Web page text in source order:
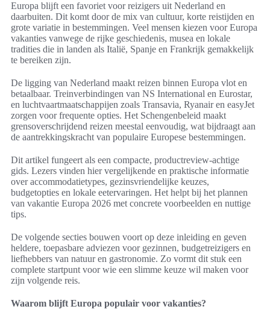
Europa blijft een favoriet voor reizigers uit Nederland en
daarbuiten. Dit komt door de mix van cultuur, korte reistijden en
grote variatie in bestemmingen. Veel mensen kiezen voor Europa
vakanties vanwege de rijke geschiedenis, musea en lokale
tradities die in landen als Italië, Spanje en Frankrijk gemakkelijk
te bereiken zijn.
De ligging van Nederland maakt reizen binnen Europa vlot en
betaalbaar. Treinverbindingen van NS International en Eurostar,
en luchtvaartmaatschappijen zoals Transavia, Ryanair en easyJet
zorgen voor frequente opties. Het Schengenbeleid maakt
grensoverschrijdend reizen meestal eenvoudig, wat bijdraagt aan
de aantrekkingskracht van populaire Europese bestemmingen.
Dit artikel fungeert als een compacte, productreview-achtige
gids. Lezers vinden hier vergelijkende en praktische informatie
over accommodatietypes, gezinsvriendelijke keuzes,
budgetopties en lokale eetervaringen. Het helpt bij het plannen
van vakantie Europa 2026 met concrete voorbeelden en nuttige
tips.
De volgende secties bouwen voort op deze inleiding en geven
heldere, toepasbare adviezen voor gezinnen, budgetreizigers en
liefhebbers van natuur en gastronomie. Zo vormt dit stuk een
complete startpunt voor wie een slimme keuze wil maken voor
zijn volgende reis.
Waarom blijft Europa populair voor vakanties?